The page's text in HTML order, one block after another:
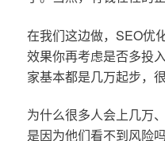
在我们这边做，SEO优
效果你再考虑是否多投
家基本都是几万起步，
为什么很多人会上几万
是因为他们看不到风险